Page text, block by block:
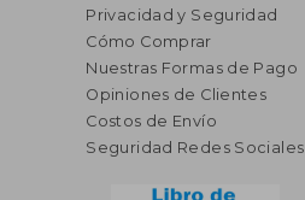
Privacidad y Seguridad
Cómo Comprar
Nuestras Formas de Pago
Opiniones de Clientes
Costos de Envío
Seguridad Redes Sociales